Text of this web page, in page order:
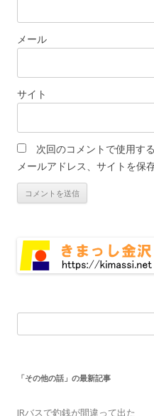
メール
サイト
次回のコメントで使用す
メールアドレス、サイトを保存
索:
「その他の話」の最新記事
JRバスで釣銭が間違って出た